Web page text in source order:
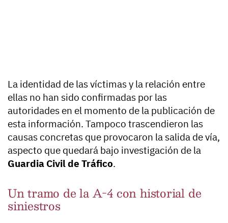
La identidad de las víctimas y la relación entre
ellas no han sido confirmadas por las
autoridades en el momento de la publicación de
esta información. Tampoco trascendieron las
causas concretas que provocaron la salida de vía,
aspecto que quedará bajo investigación de la
Guardia Civil de Tráfico.
Un tramo de la A-4 con historial de
siniestros